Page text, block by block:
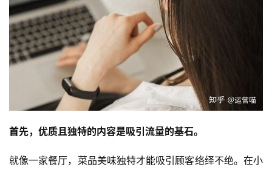
首先，优质且独特的内容是吸引流量的基石。
就像一家餐厅，菜品美味独特才能吸引顾客络绎不绝。在小